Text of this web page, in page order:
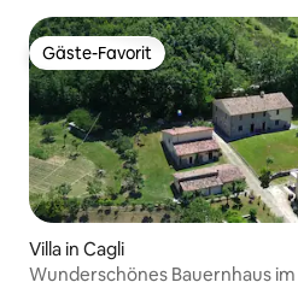
Gäste-Favorit
Gäste-Favorit
Villa in Cagli